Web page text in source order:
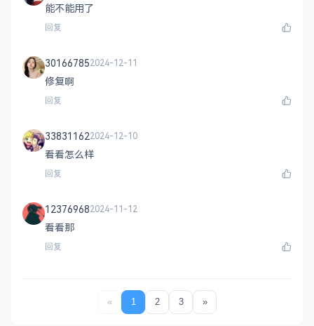
能不能用了
回复
301667852024-12-11
修复啊
回复
338311622024-12-10
看看怎么样
回复
123769682024-11-12
看看那
回复
« 1 2 3 »